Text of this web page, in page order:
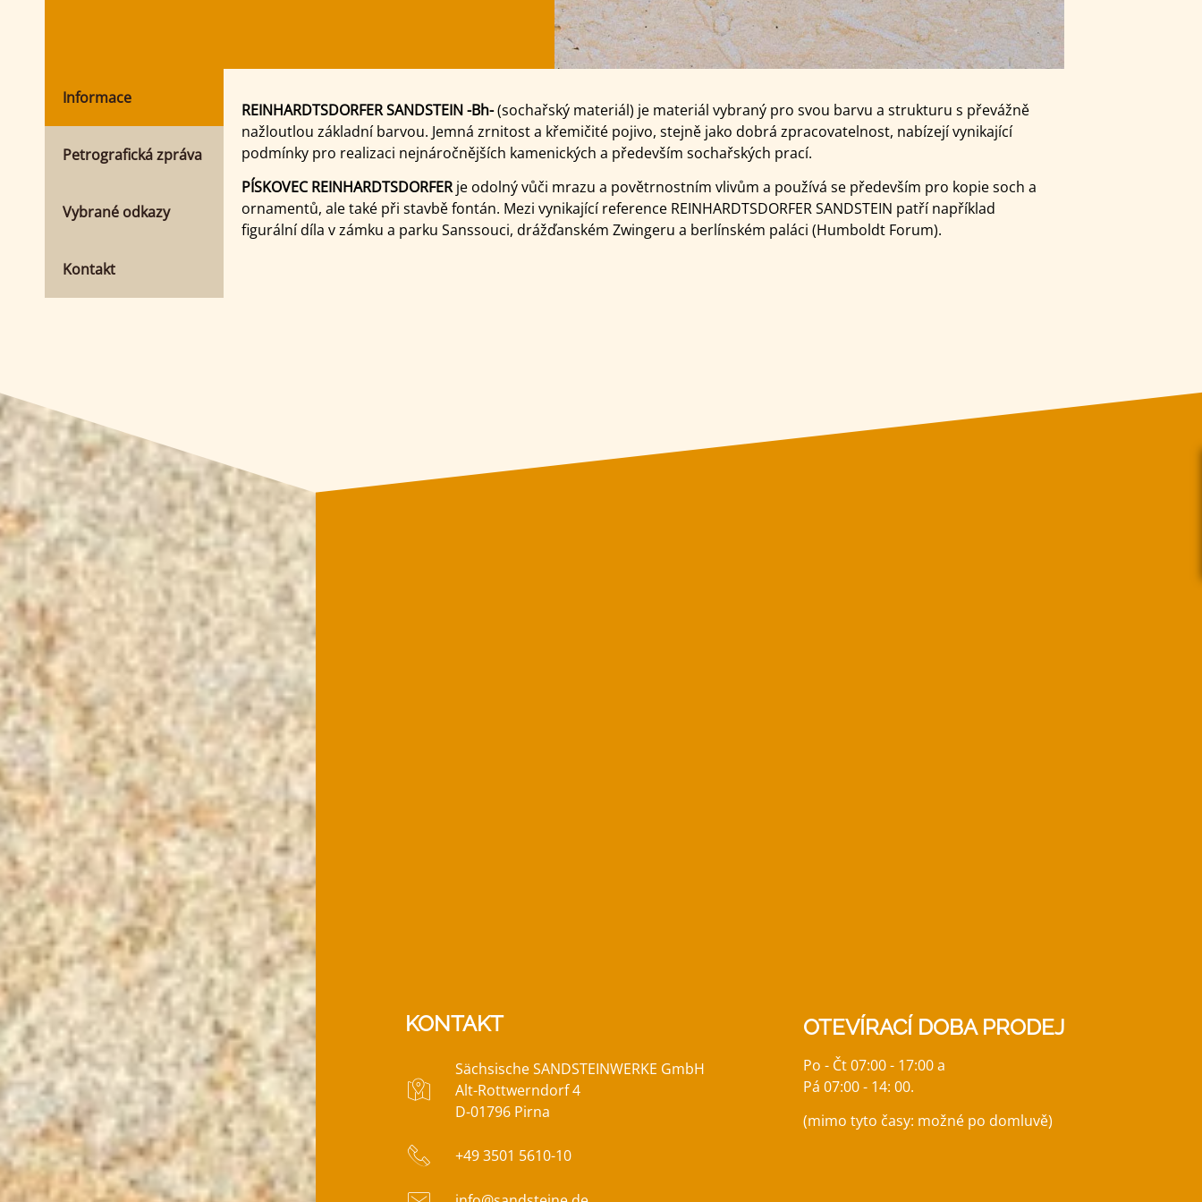
Informace
Petrografická zpráva
Vybrané odkazy
Kontakt
REINHARDTSDORFER SANDSTEIN -Bh-(sochařský materiál) je materiál vybraný pro svou barvu a strukturu s převážně
nažloutlou základní barvou. Jemná zrnitost a křemičité pojivo, stejně jako dobrá zpracovatelnost, nabízejí vynikající
podmínky pro realizaci nejnáročnějších kamenických a především sochařských prací.
PÍSKOVEC REINHARDTSDORFERje odolný vůči mrazu a povětrnostním vlivům a používá se především pro kopie soch a
ornamentů, ale také při stavbě fontán. Mezi vynikající reference REINHARDTSDORFER SANDSTEIN patří například
figurální díla v zámku a parku Sanssouci, drážďanském Zwingeru a berlínském paláci (Humboldt Forum).
KONTAKT
Sächsische SANDSTEINWERKE GmbH
Alt-Rottwerndorf 4
D-01796 Pirna
+49 3501 5610-10
OTEVÍRACÍ DOBA PRODEJ
Po - Čt 07:00 - 17:00 a
Pá 07:00 - 14:00.
(mimo tyto časy: možné po domluvě)